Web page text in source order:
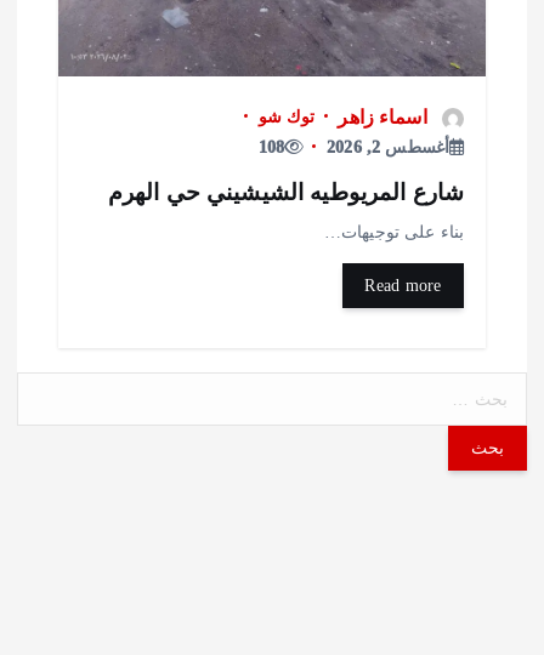
اسماء زاهر
توك شو
108
المريوطيه الشيشيني حي الهرم
على توجيهات…